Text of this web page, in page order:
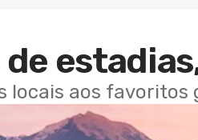
de
locais aos